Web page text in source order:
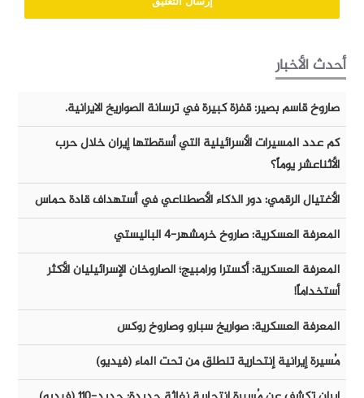
أحدث الأخبار
صاروخ قاسم بصير: قفزة كبيرة في ترسانة الصواريخ الايرانية.
كم عدد المسيرات الأسرائيلية التي أسقطتها إيران خلال حرب
الأثناعشر يوماً؟
الأغتيال الرقمي: دور الذكاء الأصطناعي في أستهداف قادة حماس
المعرفة العسكرية: صاروخ خرمشهر-٤ الباليستي
المعرفة العسكرية: أكسترا ورامبيج؛ الصاروخان الإسرائيليان الأكثر
أستخداماً!
المعرفة العسكرية: صواريخ سبارو وصاروخ روكس
مُسيرة إيرانية إنتحارية تنطلق من تحت الماء (فيديو)